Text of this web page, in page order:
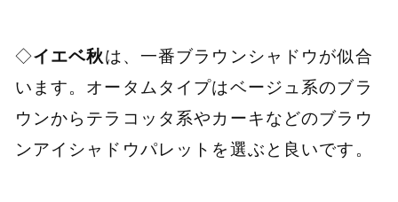
◇イエベ秋は、一番ブラウンシャドウが似合
います。オータムタイプはベージュ系のブラ
ウンからテラコッタ系やカーキなどのブラウ
ンアイシャドウパレットを選ぶと良いです。